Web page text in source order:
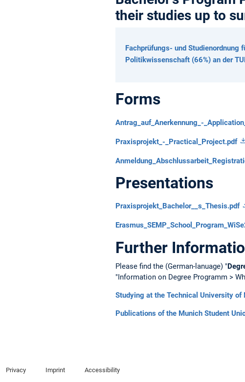
their studies up to
Fachprüfungs- und
Politikwissenschaft (66%) an der
Forms
Antrag_auf_Anerkennung_-
Praxisprojekt_-_Practical_Project.pdf
Presentations
Praxisprojekt_Bachelor__s_Thesis.pdf
Further
Please find the (German-lanuage) "
"Information on Degree Programm >
Studying at the Technical University of
Publications of the Munich Student
Privacy Imprint Accessibility